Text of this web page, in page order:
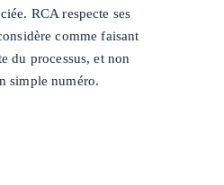
RCA respecte ses
comme faisant
du processus, et non
simple numéro.